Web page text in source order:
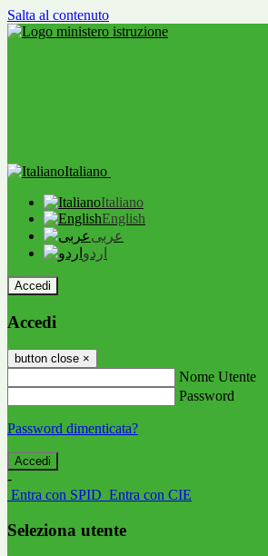
Salta al contenuto
Italiano
Italiano
English
عربى
اردو
Accedi
Accedi
button close ×
Nome Utente
Password
Password dimenticata?
-
Entra con SPID Entra con CIE
Seleziona utente